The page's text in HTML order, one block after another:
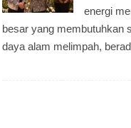
energi
besar yang membutuhkan
daya alam melimpah,